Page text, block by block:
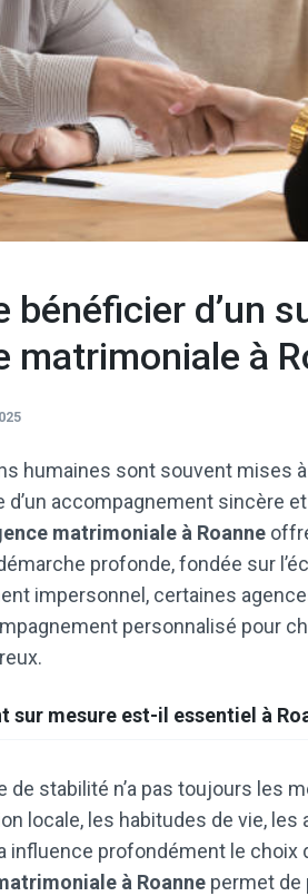
bénéficier d’un
matrimoniale à
humaines sont souvent mises
d’un accompagnement sincère
matrimoniale à Roanne
profonde, fondée sur
impersonnel, certaines
personnalisé pour
sur mesure est-il essentiel à
de stabilité n’a pas toujours les
locale, les habitudes de vie,
profondément le choix
à Roanne permet de